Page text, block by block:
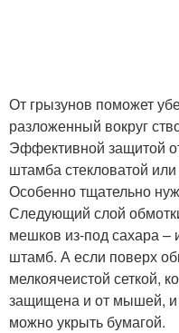
От грызунов поможет
разложенный вокруг
Эффективной защитой
штамба стекловатой
Особенно тщательно
Следующий слой
мешков из-под сахара –
штамб. А если поверх
мелкоячеистой сеткой,
защищена и от мышей, и
можно укрыть бумагой.